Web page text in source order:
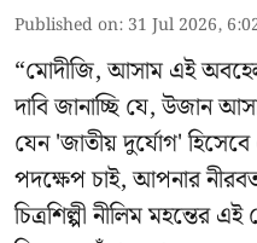
Published on: 31 Jul 2026,
“মোদীজি, আসাম এই
দাবি জানাচ্ছি যে, উজান
যেন 'জাতীয় দুর্যোগ'
পদক্ষেপ চাই, আপনার
চিত্রশিল্পী নীলিম মহন্তের